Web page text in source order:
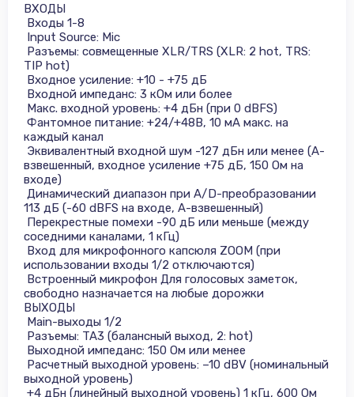
ВХОДЫ
Входы 1-8
Input Source: Mic
Разъемы: совмещенные XLR/TRS (XLR: 2 hot, TRS:
TIP hot)
Входное усиление: +10 - +75 дБ
Входной импеданс: 3 кОм или более
Макс. входной уровень: +4 дБн (при 0 dBFS)
Фантомное питание: +24/+48В, 10 мА макс. на
каждый канал
Эквивалентный входной шум -127 дБн или менее (A-
взвешенный, входное усиление +75 дБ, 150 Ом на
входе)
Динамический диапазон при A/D-преобразовании
113 дБ (-60 dBFS на входе, A-взвешенный)
Перекрестные помехи -90 дБ или меньше (между
соседними каналами, 1 кГц)
Вход для микрофонного капсюля ZOOM (при
использовании входы 1/2 отключаются)
Встроенный микрофон Для голосовых заметок,
свободно назначается на любые дорожки
ВЫХОДЫ
Main-выходы 1/2
Разъемы: TA3 (балансный выход, 2: hot)
Выходной импеданс: 150 Ом или менее
Расчетный выходной уровень: –10 dBV (номинальный
выходной уровень)
+4 дБн (линейный выходной уровень) 1 кГц, 600 Ом